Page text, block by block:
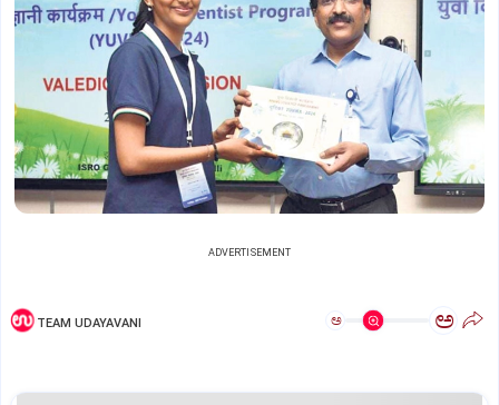
ADVERTISEMENT
TEAM UDAYAVANI ಅ ಅ